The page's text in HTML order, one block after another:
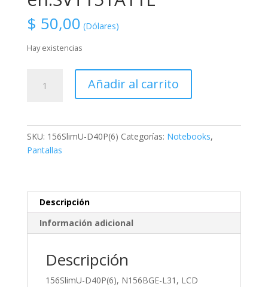
$ 50,00 (Dólares)
Hay existencias
D40P(6),
Screen
WideScreen
(13.6"x7.6"),
WXGA
Glossy,
Añadir al carrito
SKU: 156SlimU-D40P(6) Categorías: Notebooks,
Pantallas
Descripción
Información adicional
Descripción
156SlimU-D40P(6), N156BGE-L31, LCD